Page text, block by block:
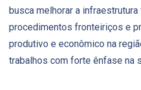
busca melhorar a
procedimentos fronteiriços e
produtivo e econômico na
trabalhos com forte ênfase na